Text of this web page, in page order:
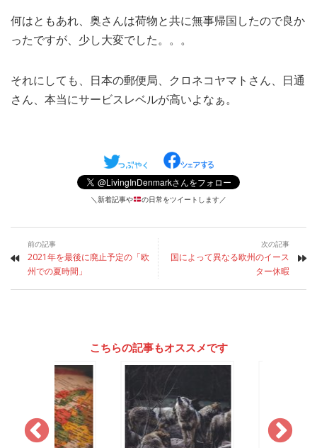
何はともあれ、奥さんは荷物と共に無事帰国したので良か
ったですが、少し大変でした。。。
それにしても、日本の郵便局、クロネコヤマトさん、日通
さん、本当にサービスレベルが高いよなぁ。
＼新着記事や の日常をツイートします／
前の記事
2021年を最後に廃止予定の「欧
州での夏時間」
次の記事
国によって異なる欧州のイース
ター休暇
こちらの記事もオススメです